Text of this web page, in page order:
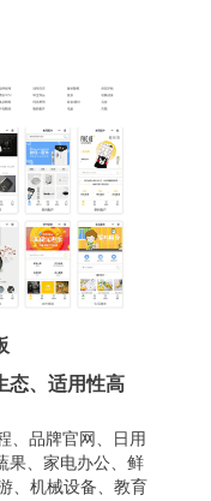
态、适用性高
、品牌官网、日用
果、家电办公、鲜
、机械设备、教育